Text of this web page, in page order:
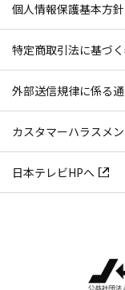
個人情報保護基本方針
特定商取引法に基づ
外部送信規律に係る
カスタマーハラスメ
日本テレビHPへ